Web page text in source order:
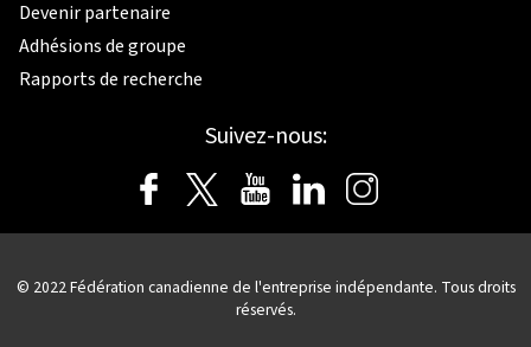
Devenir partenaire
Adhésions de groupe
Rapports de recherche
Suivez-nous:
© 2022 Fédération canadienne de l'entreprise indépendante. Tous droits
réservés.